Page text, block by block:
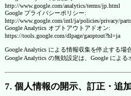
http://www.google.com/analytics/terms/jp.html
Google プライバシーポリシー:
http://www.google.com/intl/ja/policies/privacy/
Google Analytics オプトアウトアドオン:
https://tools.google.com/dlpage/gaoptout?hl=ja
Google Analytics による情報収集を停止する
Google Analytics の無効設定は、Google によ
7. 個人情報の開示、訂正・追